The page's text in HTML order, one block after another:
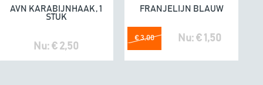
In winkelwagen
AVN KARABIJNHAAK, 1
STUK
Nu: € 2,50
In winkelwagen
FRANJELIJN BLAUW
€ 3,00 Nu: € 1,50